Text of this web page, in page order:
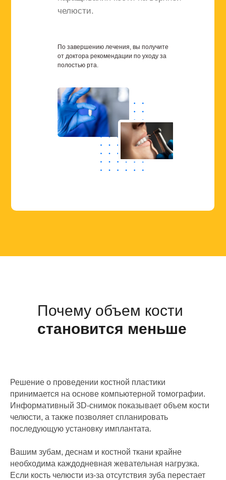
челюсти.
По завершению лечения, вы получите
от доктора рекомендации по уходу за
полостью рта.
Почему объем кости
становится меньше
Решение о проведении костной пластики
принимается на основе компьютерной томографии.
Информативный 3D-снимок показывает объем кости
челюсти, а также позволяет спланировать
последующую установку имплантата.
Вашим зубам, деснам и костной ткани крайне
необходима каждодневная жевательная нагрузка.
Если кость челюсти из-за отсутствия зуба перестает